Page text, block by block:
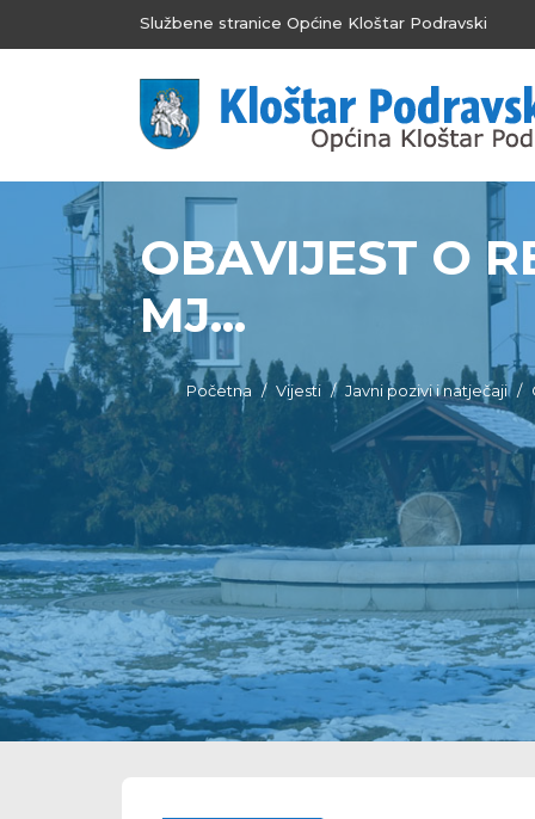
Službene stranice Općine Kloštar Podravski
OBAVIJEST O
MJ...
Početna Vijesti Javni pozivi i natječaji